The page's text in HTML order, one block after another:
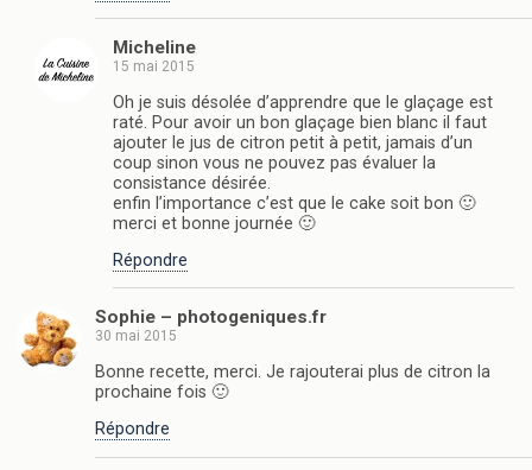
Micheline
15 mai 2015
Oh je suis désolée d’apprendre que le glaçage est
raté. Pour avoir un bon glaçage bien blanc il faut
ajouter le jus de citron petit à petit, jamais d’un
coup sinon vous ne pouvez pas évaluer la
consistance désirée.
enfin l’importance c’est que le cake soit bon 🙂
merci et bonne journée 🙂
Répondre
Sophie – photogeniques.fr
30 mai 2015
Bonne recette, merci. Je rajouterai plus de citron la
prochaine fois 🙂
Répondre